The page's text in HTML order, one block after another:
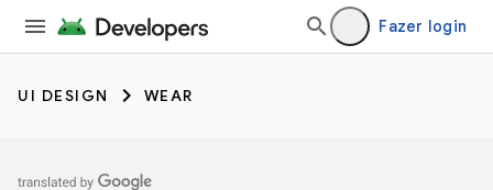
Fazer login
UI DESIGN WEAR